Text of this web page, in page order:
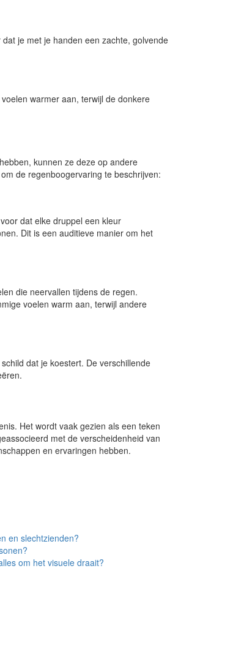
je met je handen een zachte, golvende
warmer aan, terwijl de donkere
kunnen ze deze op andere
de regenboogervaring te beschrijven:
dat elke druppel een kleur
Dit is een auditieve manier om het
die neervallen tijdens de regen.
voelen warm aan, terwijl andere
dat je koestert. De verschillende
Het wordt vaak gezien als een teken
met de verscheidenheid van
en ervaringen hebben.
en slechtzienden?
om het visuele draait?